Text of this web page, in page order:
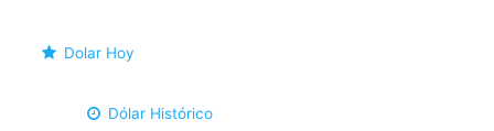
Dolar Hoy
Dólar Histórico